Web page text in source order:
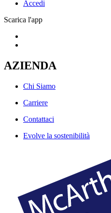
Accedi
Scarica l'app
AZIENDA
Chi Siamo
Carriere
Contattaci
Evolve la sostenibilità